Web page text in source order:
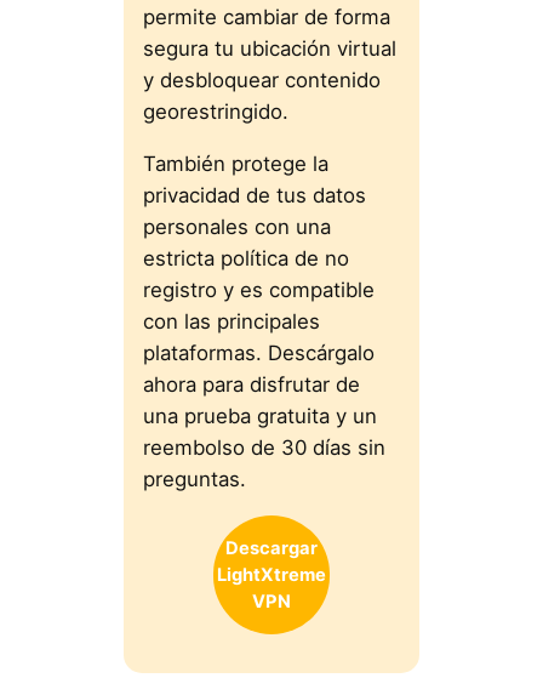
permite cambiar de forma
segura tu ubicación virtual
y desbloquear contenido
georestringido.
También protege la
privacidad de tus datos
personales con una
estricta política de no
registro y es compatible
con las principales
plataformas. Descárgalo
ahora para disfrutar de
una prueba gratuita y un
reembolso de 30 días sin
preguntas.
Descargar
LightXtreme
VPN